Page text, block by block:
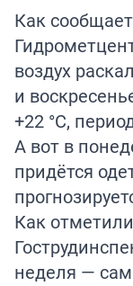
Как
воздух
и
+22 °C,
А вот в
придётся
Как
неделя —